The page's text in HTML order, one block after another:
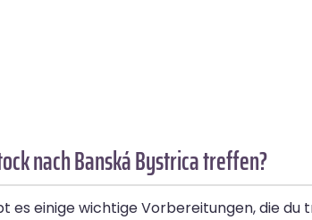
nach Banská Bystrica treffen?
es einige wichtige Vorbereitungen, die du